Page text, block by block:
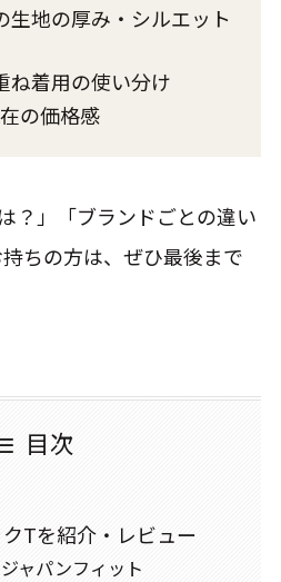
生地の厚み・シルエット
ね着用の使い分け
の価格感
？」「ブランドごとの違い
ちの方は、ぜひ最後まで
目次
Tを紹介・レビュー
ャパンフィット